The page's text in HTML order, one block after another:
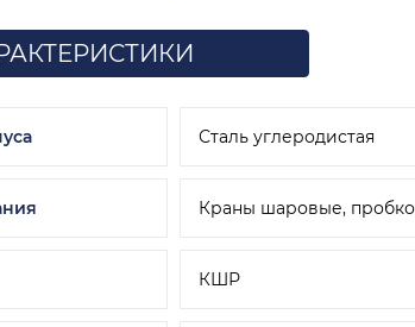
Сталь углеродистая
Краны шаровые,
КШР